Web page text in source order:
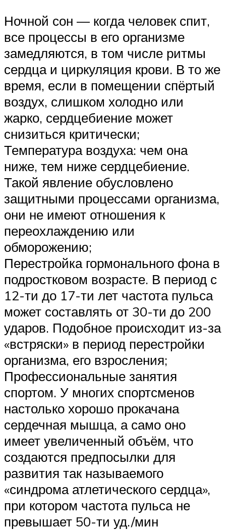
Ночной сон — когда человек спит,
все процессы в его организме
замедляются, в том числе ритмы
сердца и циркуляция крови. В то же
время, если в помещении спёртый
воздух, слишком холодно или
жарко, сердцебиение может
снизиться критически;
Температура воздуха: чем она
ниже, тем ниже сердцебиение.
Такой явление обусловлено
защитными процессами организма,
они не имеют отношения к
переохлаждению или
обморожению;
Перестройка гормонального фона в
подростковом возрасте. В период с
12-ти до 17-ти лет частота пульса
может составлять от 30-ти до 200
ударов. Подобное происходит из-за
«встряски» в период перестройки
организма, его взросления;
Профессиональные занятия
спортом. У многих спортсменов
настолько хорошо прокачана
сердечная мышца, а само оно
имеет увеличенный объём, что
создаются предпосылки для
развития так называемого
«синдрома атлетического сердца»,
при котором частота пульса не
превышает 50-ти уд./мин